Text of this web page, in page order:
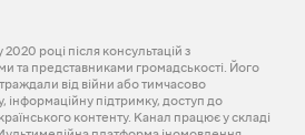
році після консультацій з
та представниками громадськості. Його
від війни або тимчасово
інформаційну підтримку, доступ до
контенту. Канал працює у складі